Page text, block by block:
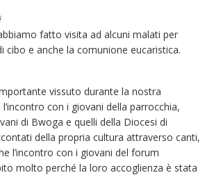
fatto visita ad alcuni malati per
cibo e anche la comunione eucaristica.
vissuto durante la nostra
con i giovani della parrocchia,
di Bwoga e quelli della Diocesi di
della propria cultura attraverso canti,
l’incontro con i giovani del forum
molto perché la loro accoglienza è stata